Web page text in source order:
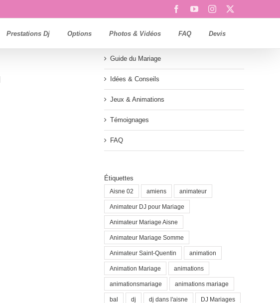
FacebookYouTubeInstagram
Prestations Dj Options Photos & Vidéos FAQ Devis
Guide du Mariage
Idées & Conseils
Jeux & Animations
Témoignages
FAQ
Étiquettes
Aisne 02 amiens animateur
Animateur DJ pour Mariage
Animateur Mariage Aisne
Animateur Mariage Somme
Animateur Saint-Quentin animation
Animation Mariage animations
animationsmariage animations mariage
bal dj dj dans l'aisne DJ Mariages